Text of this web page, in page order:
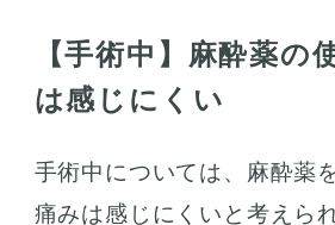
【手術中】麻酔薬の
は感じにくい
手術中については、麻酔薬
痛みは感じにくいと考えら